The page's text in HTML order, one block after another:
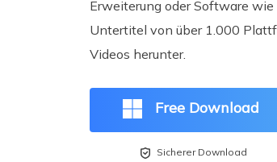
Erweiterung oder Software wie
Untertitel von über 1.000
Videos herunter.
Free Download
 Sicherer Download